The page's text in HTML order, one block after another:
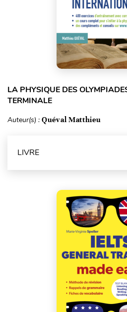
LA PHYSIQUE DES
TERMINALE
Auteur(s) : Quéval Matthieu
LIVRE